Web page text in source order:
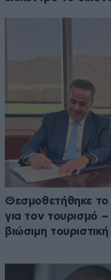
Θεσμοθετήθηκε το
για τον τουρισμό –
βιώσιμη